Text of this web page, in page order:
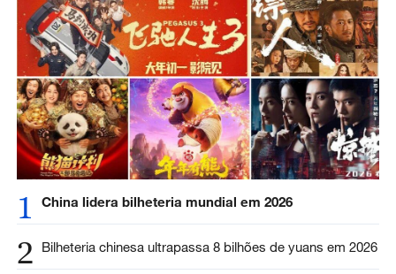
1 China lidera bilheteria mundial em 2026
2 Bilheteria chinesa ultrapassa 8 bilhões de yuans em 2026